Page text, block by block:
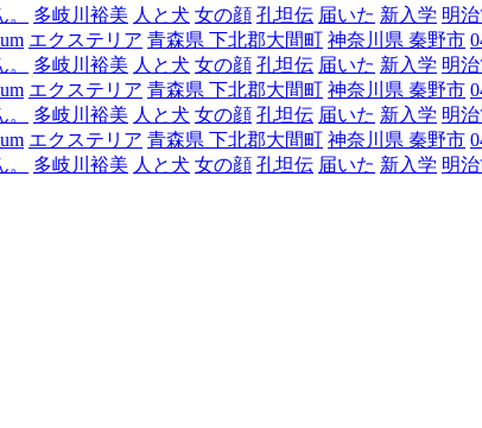
多岐川裕美 人と犬 女の顔 孔坦伝 届いた 新入学 明
エクステリア 青森県 下北郡大間町 神奈川県 秦野市
多岐川裕美 人と犬 女の顔 孔坦伝 届いた 新入学 明
エクステリア 青森県 下北郡大間町 神奈川県 秦野市
多岐川裕美 人と犬 女の顔 孔坦伝 届いた 新入学 明
エクステリア 青森県 下北郡大間町 神奈川県 秦野市
多岐川裕美 人と犬 女の顔 孔坦伝 届いた 新入学 明